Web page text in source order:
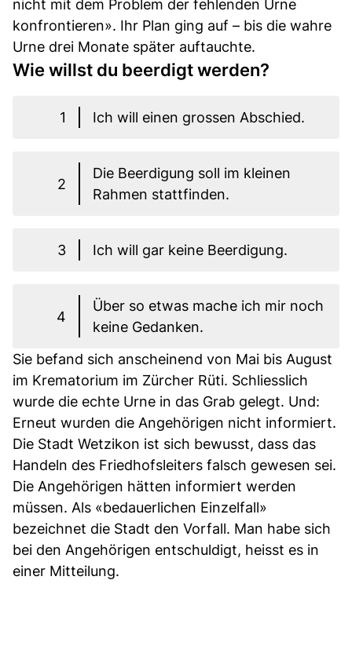
nicht mit dem Problem der fehlenden Urne
konfrontieren». Ihr Plan ging auf – bis die wahre
Urne drei Monate später auftauchte.
Wie willst du beerdigt werden?
1 Ich will einen grossen Abschied.
2
Die Beerdigung soll im kleinen
Rahmen stattfinden.
3 Ich will gar keine Beerdigung.
4
Über so etwas mache ich mir noch
keine Gedanken.
Sie befand sich anscheinend von Mai bis August
im Krematorium im Zürcher Rüti. Schliesslich
wurde die echte Urne in das Grab gelegt. Und:
Erneut wurden die Angehörigen nicht informiert.
Die Stadt Wetzikon ist sich bewusst, dass das
Handeln des Friedhofsleiters falsch gewesen sei.
Die Angehörigen hätten informiert werden
müssen. Als «bedauerlichen Einzelfall»
bezeichnet die Stadt den Vorfall. Man habe sich
bei den Angehörigen entschuldigt, heisst es in
einer Mitteilung.